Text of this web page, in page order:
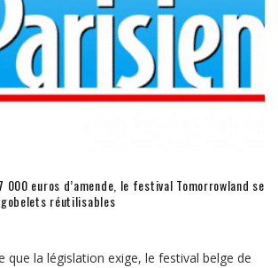
000 euros d’amende, le festival Tomorrowland se
réutilisables
que la législation exige, le festival belge de